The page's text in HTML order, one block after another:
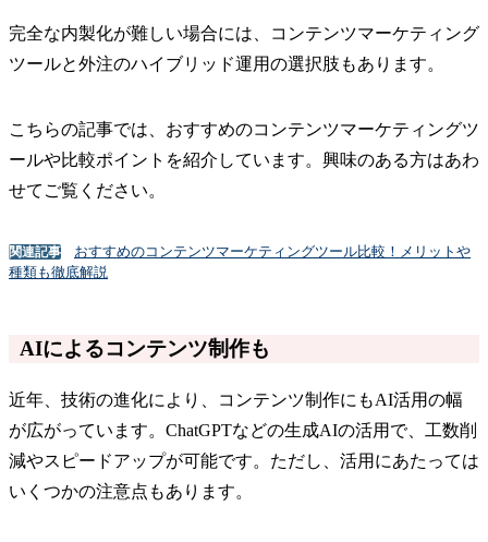
完全な内製化が難しい場合には、コンテンツマーケティング
ツールと外注のハイブリッド運用の選択肢もあります。
こちらの記事では、おすすめのコンテンツマーケティングツ
ールや比較ポイントを紹介しています。興味のある方はあわ
せてご覧ください。
関連記事
おすすめのコンテンツマーケティングツール比較！メリットや
種類も徹底解説
AIによるコンテンツ制作も
近年、技術の進化により、コンテンツ制作にもAI活用の幅
が広がっています。ChatGPTなどの生成AIの活用で、工数削
減やスピードアップが可能です。ただし、活用にあたっては
いくつかの注意点もあります。